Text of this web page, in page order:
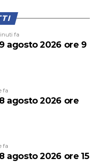
è quello di domani,
Protagonista sarà la
incerti. Vite di madri
della scrittrice Carla
Adele Morelli,
di confronto e
il programma
fa
agosto 2026 ore 9
fa
agosto 2026 ore
fa
agosto 2026 ore 15